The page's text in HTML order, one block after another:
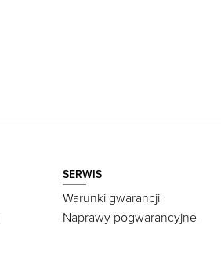
SERWIS
Warunki gwarancji
Naprawy pogwarancyjne